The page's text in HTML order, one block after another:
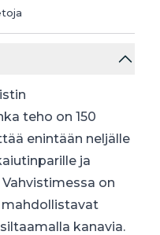
teho on 150
enintään neljälle
ja
on
kanavia.